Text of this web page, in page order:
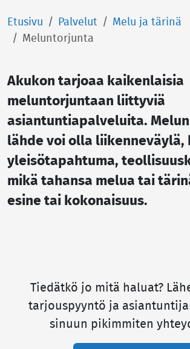
Etusivu Palvelut
Melu ja tärinä
Meluntorjunta
Akukon tarjoaa kaikenlaisia
meluntorjuntaan liittyviä
asiantuntiapalveluita.
lähde voi olla liikenneväylä,
yleisötapahtuma,
mikä tahansa melua tai
esine tai kokonaisuus.
Tiedätkö jo mitä haluat?
tarjouspyyntö ja
sinuun pikimmiten